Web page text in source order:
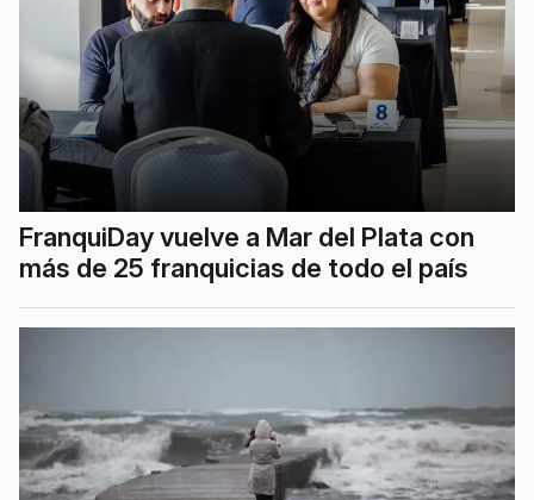
FranquiDay vuelve a Mar del Plata con
más de 25 franquicias de todo el país